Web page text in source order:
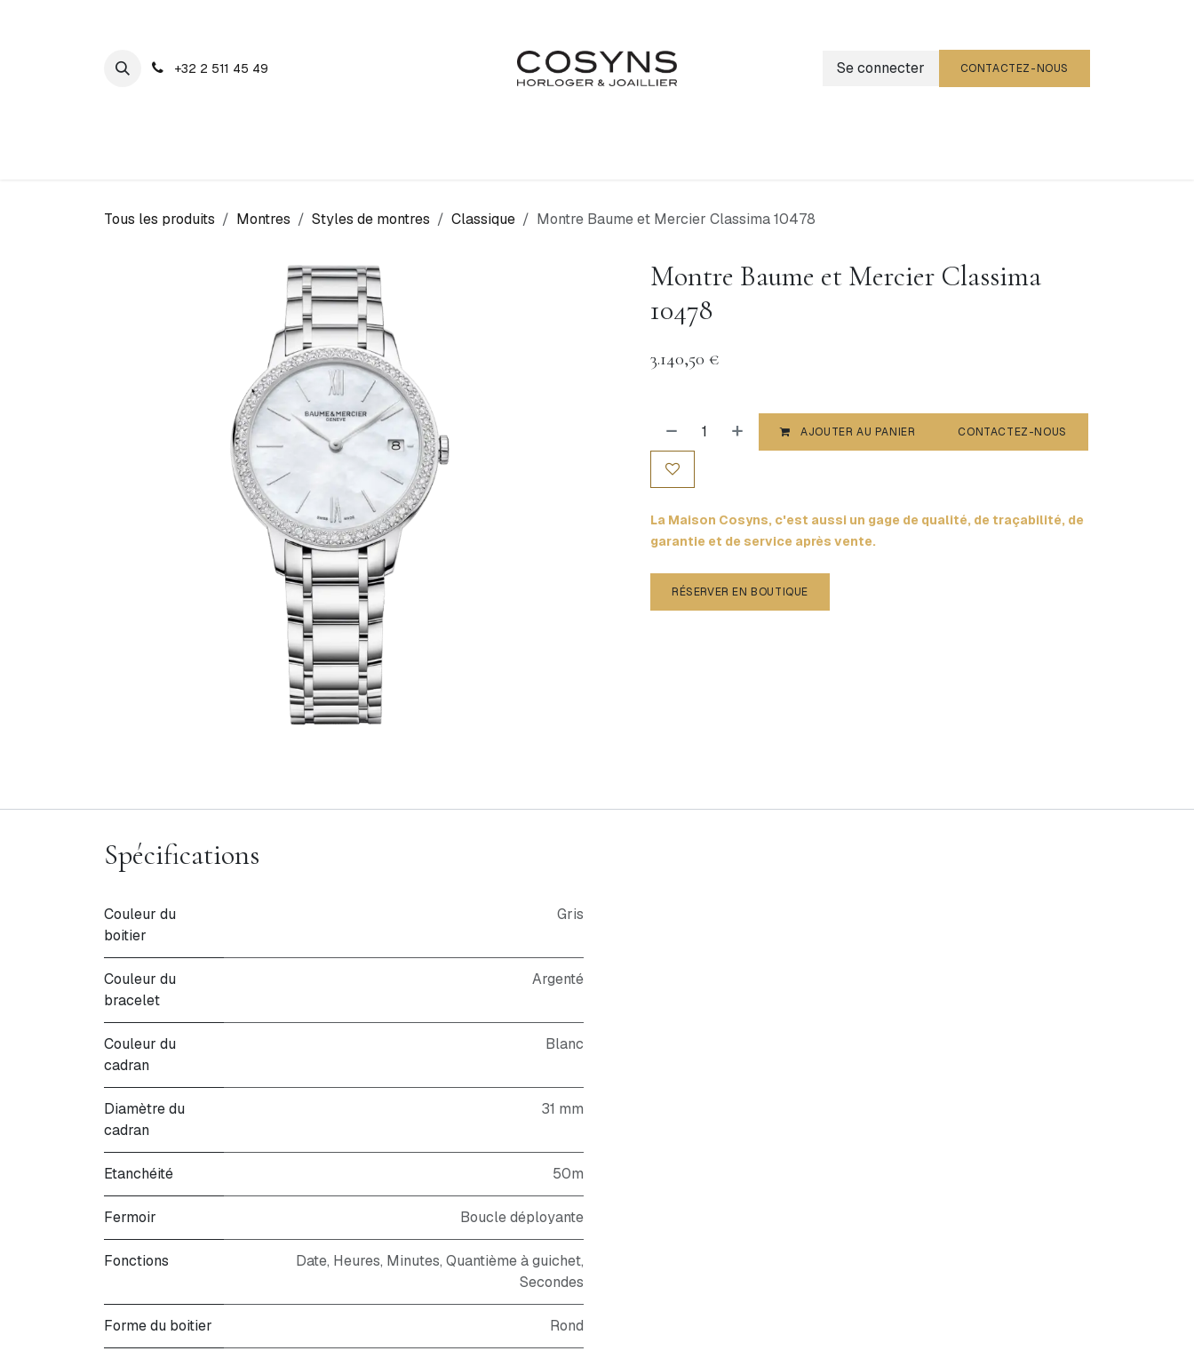
+32 2 511 45 49 Se connecter CONTACTEZ-NOUS
Tous les produits Montres Styles de montres Classique Montre Baume et Mercier Classima 10478
Montre Baume et Mercier Classima
10478
3.140,50 €
AJOUTER AU PANIER CONTACTEZ-NOUS
La Maison Cosyns, c'est aussi un gage de qualité, de traçabilité, de
garantie et de service après vente.
RÉSERVER EN BOUTIQUE
Spécifications
Couleur du
boitier
Gris
Couleur du
bracelet
Argenté
Couleur du
cadran
Blanc
Diamètre du
cadran
31 mm
Etanchéité 50m
Fermoir Boucle déployante
Fonctions
Date, Heures, Minutes, Quantième à guichet,
Secondes
Forme du boitier Rond